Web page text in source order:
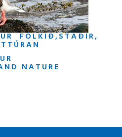
FÓLKIÐ,STAÐIR,
NATURE